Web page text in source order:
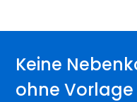
Keine
ohne